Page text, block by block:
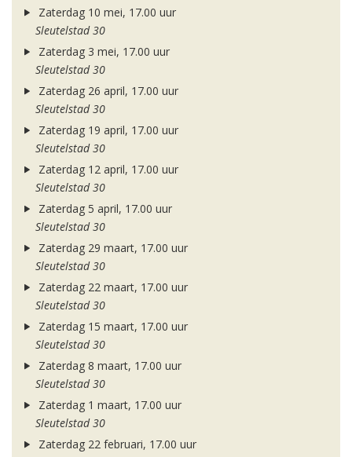
Zaterdag 10 mei, 17.00 uur
Sleutelstad 30
Zaterdag 3 mei, 17.00 uur
Sleutelstad 30
Zaterdag 26 april, 17.00 uur
Sleutelstad 30
Zaterdag 19 april, 17.00 uur
Sleutelstad 30
Zaterdag 12 april, 17.00 uur
Sleutelstad 30
Zaterdag 5 april, 17.00 uur
Sleutelstad 30
Zaterdag 29 maart, 17.00 uur
Sleutelstad 30
Zaterdag 22 maart, 17.00 uur
Sleutelstad 30
Zaterdag 15 maart, 17.00 uur
Sleutelstad 30
Zaterdag 8 maart, 17.00 uur
Sleutelstad 30
Zaterdag 1 maart, 17.00 uur
Sleutelstad 30
Zaterdag 22 februari, 17.00 uur